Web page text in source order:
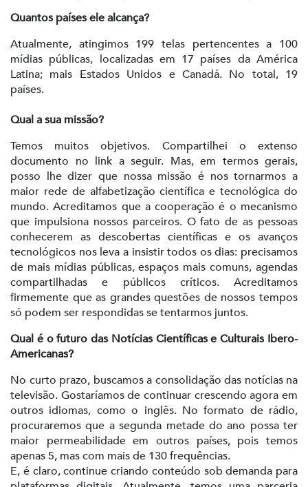
Quantos países ele alcança?
Atualmente, atingimos 199 telas pertencentes a 100
mídias públicas, localizadas em 17 países da América
Latina; mais Estados Unidos e Canadá. No total, 19
países.
Qual a sua missão?
Temos muitos objetivos. Compartilhei o extenso
documento no link a seguir. Mas, em termos gerais,
posso lhe dizer que nossa missão é nos tornarmos a
maior rede de alfabetização científica e tecnológica do
mundo. Acreditamos que a cooperação é o mecanismo
que impulsiona nossos parceiros. O fato de as pessoas
conhecerem as descobertas científicas e os avanços
tecnológicos nos leva a insistir todos os dias: precisamos
de mais mídias públicas, espaços mais comuns, agendas
compartilhadas e públicos críticos. Acreditamos
firmemente que as grandes questões de nossos tempos
só podem ser respondidas se tentarmos juntos.
Qual é o futuro das Notícias Científicas e Culturais Ibero-
Americanas?
No curto prazo, buscamos a consolidação das notícias na
televisão. Gostaríamos de continuar crescendo agora em
outros idiomas, como o inglês. No formato de rádio,
procuraremos que a segunda metade do ano possa ter
maior permeabilidade em outros países, pois temos
apenas 5, mas com mais de 130 frequências.
E, é claro, continue criando conteúdo sob demanda para